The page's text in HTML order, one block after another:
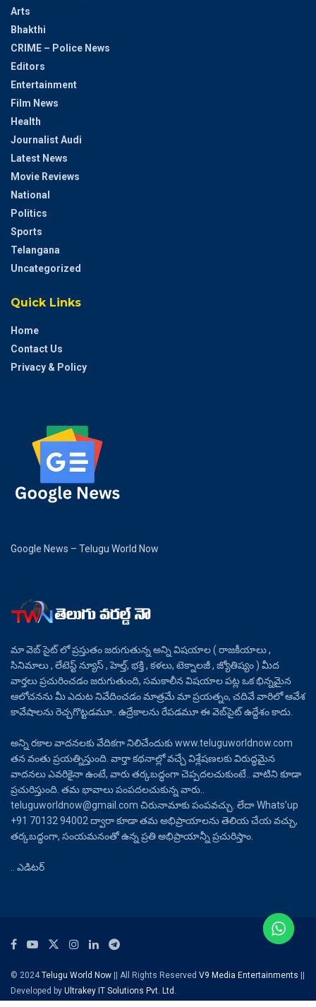
Arts
Bhakthi
CRIME – Police News
Editors
Entertainment
Film News
Health
Journalist Audi
Latest News
Movie Reviews
National
Politics
Sports
Telangana
Uncategorized
Quick Links
Home
Contact Us
Privacy & Policy
Google News – Telugu World Now
మా వెబ్ సైట్ లో ప్రస్తుతం జరుగుతున్న అన్ని విషయాల ( రాజకీయాలు ,
సినిమాలు , లేటెస్ట్ న్యూస్ , హెల్త్, భక్తి , కళలు, టెక్నాలజీ , జ్యోతిష్యం ) మీద
వార్తలు ప్రచురించడం జరుగుతుంది, సమకాలీన విషయాల పట్ల ఒక భిన్నమైన
ఆలోచనను మీ ఎదుట నివేదించడం మాత్రమే మా ప్రయత్నం, చదివే వారిలో ఆవేశ
కావేషాలను రెచ్చగొట్టడమూ.. ఉద్రేకాలను రేపడమూ ఈ వెబ్‌సైట్ ఉద్దేశం కాదు.
అన్ని రకాల వాదనలకు వేదికగా నిలిచేందుకు www.teluguworldnow.com
తన వంతు ప్రయత్నిస్తుంది. వార్తా కథనాల్లో వచ్చే విశ్లేషణలకు విరుద్ధమైన
వాదనలు ఎవరికైనా ఉంటే, వారు తర్కబద్ధంగా చెప్పదలచుకుంటే.. వాటిని కూడా
ప్రచురిస్తుంది. తమ భావాలు పంపదలచుకున్న వారు..
teluguworldnow@gmail.com చిరునామాకు పంపవచ్చు. లేదా Whats’up
+91 70132 94002 ద్వారా కూడా తమ అభిప్రాయాలను తెలియ చేయ వచ్చు,
తర్కబద్ధంగా, సంయమనంతో ఉన్న ప్రతి అభిప్రాయాన్నీ ప్రచురిస్తాం.
.. ఎడిటర్
© 2024Telugu World Now || All Rights Reserved V9 Media Entertainments ||
Developed by Ultrakey IT Solutions Pvt. Ltd.